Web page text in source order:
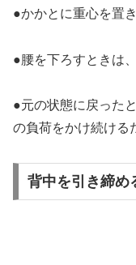
●かかとに重心を置
●腰を下ろすときは
●元の状態に戻った
の負荷をかけ続ける
背中を引き締め